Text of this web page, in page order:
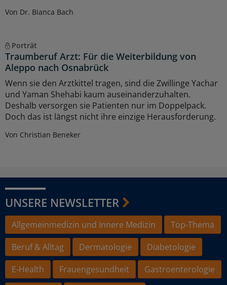
Von Dr. Bianca Bach
Porträt
Traumberuf Arzt: Für die Weiterbildung von
Aleppo nach Osnabrück
Wenn sie den Arztkittel tragen, sind die Zwillinge Yachar
und Yaman Shehabi kaum auseinanderzuhalten.
Deshalb versorgen sie Patienten nur im Doppelpack.
Doch das ist längst nicht ihre einzige Herausforderung.
Von Christian Beneker
UNSERE NEWSLETTER
Allgemeinmedizin und Innere Medizin
Top-Thema
Beruf & Alltag
Dermatologie
Diabetologie
E-Health
Frauengesundheit
Gastroenterologie